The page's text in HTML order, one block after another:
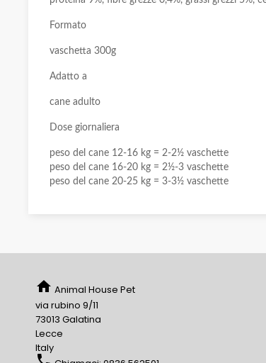
Formato
vaschetta 300g
Adatto a
cane adulto
Dose giornaliera
peso del cane 12-16 kg = 2-2½ vaschette
peso del cane 16-20 kg = 2½-3 vaschette
peso del cane 20-25 kg = 3-3½ vaschette
home Animal House Pet
via rubino 9/11
73013 Galatina
Lecce
Italy